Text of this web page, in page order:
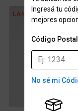
Ingresá tu
mejores
Código Postal
No sé mi
LANZAMIENTO